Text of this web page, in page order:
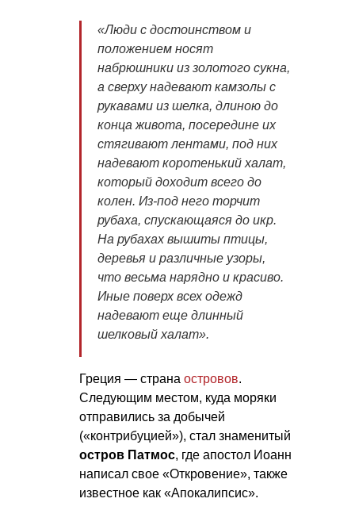
«Люди с достоинством и
положением носят
набрюшники из золотого сукна,
а сверху надевают камзолы с
рукавами из шелка, длиною до
конца живота, посередине их
стягивают лентами, под них
надевают коротенький халат,
который доходит всего до
колен. Из-под него торчит
рубаха, спускающаяся до икр.
На рубахах вышиты птицы,
деревья и различные узоры,
что весьма нарядно и красиво.
Иные поверх всех одежд
надевают еще длинный
шелковый халат».
Греция — страна островов.
Следующим местом, куда моряки
отправились за добычей
(«контрибуцией»), стал знаменитый
остров Патмос, где апостол Иоанн
написал свое «Откровение», также
известное как «Апокалипсис».